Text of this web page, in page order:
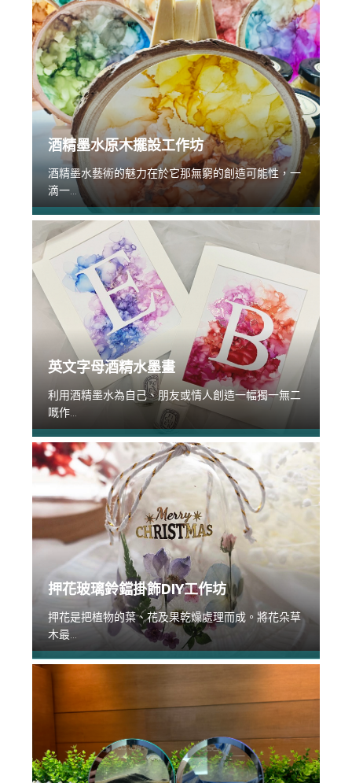
酒精墨水原木擺設工作坊
酒精墨水藝術的魅力在於它那無窮的創造可能性，一
滴一...
英文字母酒精水墨畫
利用酒精墨水為自己、朋友或情人創造一幅獨一無二
嘅作...
押花玻璃鈴鐺掛飾DIY工作坊
押花是把植物的葉、花及果乾燥處理而成。將花朵草
木最...